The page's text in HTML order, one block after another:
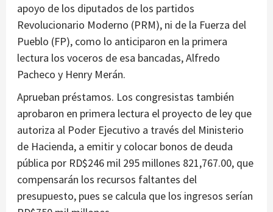
apoyo de los diputados de los partidos
Revolucionario Moderno (PRM), ni de la Fuerza del
Pueblo (FP), como lo anticiparon en la primera
lectura los voceros de esa bancadas, Alfredo
Pacheco y Henry Merán.
Aprueban préstamos. Los congresistas también
aprobaron en primera lectura el proyecto de ley que
autoriza al Poder Ejecutivo a través del Ministerio
de Hacienda, a emitir y colocar bonos de deuda
pública por RD$246 mil 295 millones 821,767.00, que
compensarán los recursos faltantes del
presupuesto, pues se calcula que los ingresos serían